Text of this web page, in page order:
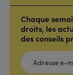
Chaque
droits, les
des conseils
ADRESSE
E-
MAIL